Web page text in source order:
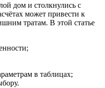
дом и столкнулись с
может привести к
тратам. В этой статье
в таблицах;